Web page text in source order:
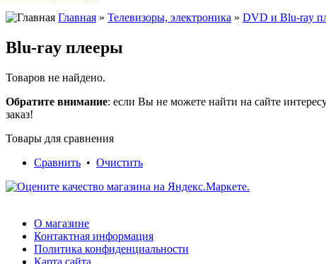
Главная » Телевизоры, электроника » DVD и Blu-ray
Blu-ray плееры
Товаров не найдено.
Обратите внимание: если Вы не можете найти на сайте
заказ!
Товары для сравнения
Сравнить • Очистить
О магазине
Контактная информация
Политика конфиденциальности
Карта сайта